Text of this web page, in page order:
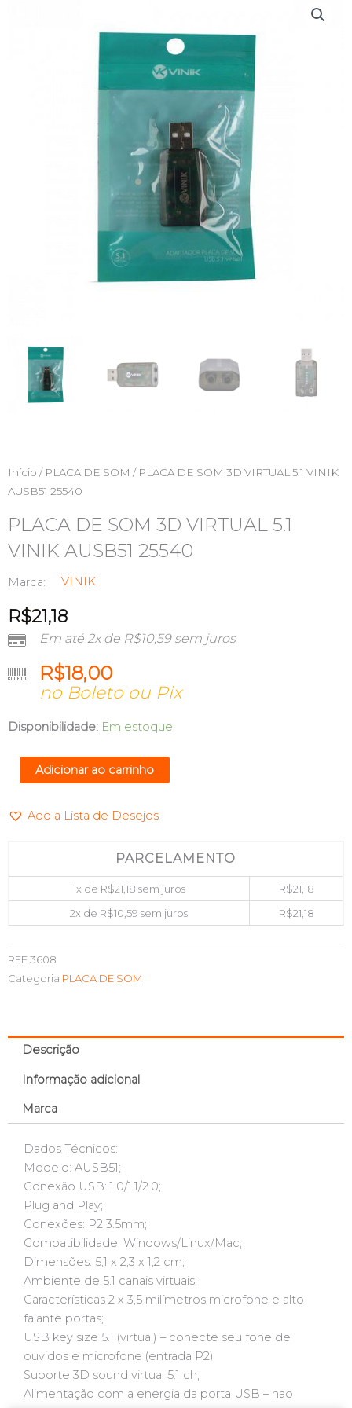
Início / PLACA DE SOM / PLACA DE SOM 3D VIRTUAL 5.1 VINIK
AUSB51 25540
PLACA DE SOM 3D VIRTUAL 5.1
VINIK AUSB51 25540
Marca: VINIK
R$21,18
Em até 2x de R$10,59sem juros
R$18,00
no Boleto ou Pix
Disponibilidade: Em estoque
PLACA
3D
5.1
25540
Adicionar ao carrinho
Add a Lista de Desejos
PARCELAMENTO
1x de R$21,18 sem juros R$21,18
2x de R$10,59 sem juros R$21,18
REF3608
Categoria PLACA DE SOM
Descrição
Informação adicional
Marca
Dados Técnicos:
Modelo: AUSB51;
Conexão USB: 1.0/1.1/2.0;
Plug and Play;
Conexões: P2 3.5mm;
Compatibilidade: Windows/Linux/Mac;
Dimensões: 5,1 x 2,3 x 1,2 cm;
Ambiente de 5.1 canais virtuais;
Características 2 x 3,5 milímetros microfone e alto-
falante portas;
USB key size 5.1 (virtual) – conecte seu fone de
ouvidos e microfone (entrada P2)
Suporte 3D sound virtual 5.1 ch;
Alimentação com a energia da porta USB – nao